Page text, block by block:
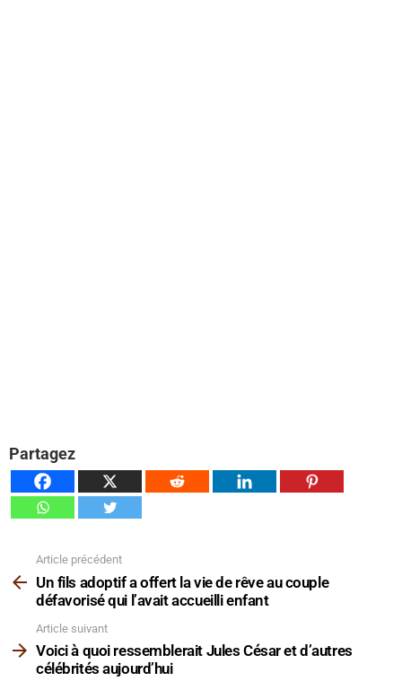
Partagez
plus
Article précédent
Un fils adoptif a offert la vie de rêve au couple
défavorisé qui l’avait accueilli enfant
Article suivant
Voici à quoi ressemblerait Jules César et d’autres
célébrités aujourd’hui